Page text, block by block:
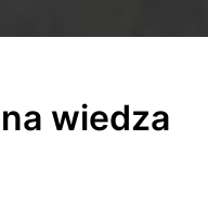
wiedza